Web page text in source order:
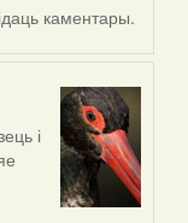
каментары.
і